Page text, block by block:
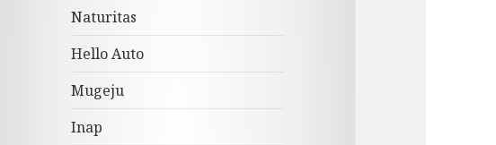
Naturitas
Hello Auto
Mugeju
Inap